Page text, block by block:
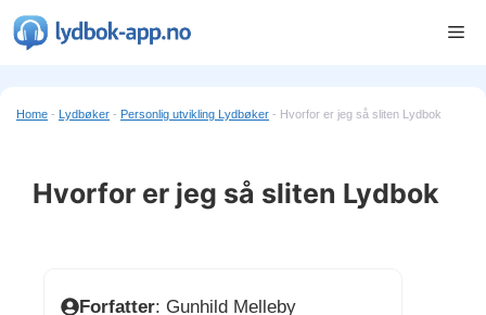
Hopp
Home - Lydbøker - Personlig utvikling Lydbøker - Hvorfor er jeg så sliten Lydbok
Hvorfor er jeg så sliten Lydbok
Forfatter: Gunhild Melleby